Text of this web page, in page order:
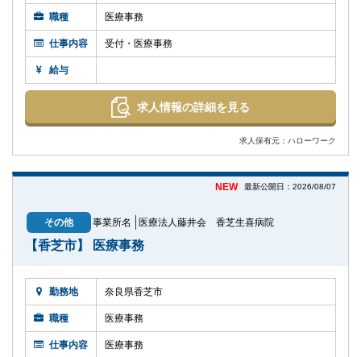
職種 医療事務
仕事内容 受付・医療事務
給与
求人情報の詳細を見る
求人保有元：ハローワーク
NEW 最新公開日：2026/08/07
その他 事業所名 医療法人藤井会 香芝生喜病院
【香芝市】 医療事務
勤務地 奈良県香芝市
職種 医療事務
仕事内容 医療事務